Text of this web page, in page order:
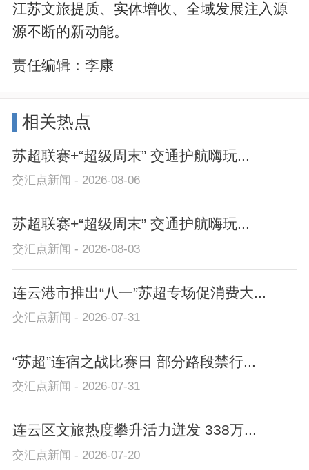
江苏文旅提质、实体增收、全域发展注入源
源不断的新动能。
责任编辑：李康
相关热点
苏超联赛+“超级周末” 交通护航嗨玩...
交汇点新闻 - 2026-08-06
苏超联赛+“超级周末” 交通护航嗨玩...
交汇点新闻 - 2026-08-03
连云港市推出“八一”苏超专场促消费大...
交汇点新闻 - 2026-07-31
“苏超”连宿之战比赛日 部分路段禁行...
交汇点新闻 - 2026-07-31
连云区文旅热度攀升活力迸发 338万...
交汇点新闻 - 2026-07-20